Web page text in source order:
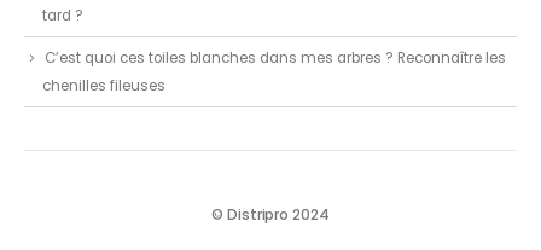
tard ?
C’est quoi ces toiles blanches dans mes arbres ? Reconnaître les
chenilles fileuses
© Distripro 2024